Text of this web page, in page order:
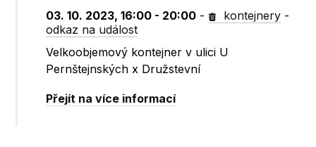
03. 10. 2023, 16:00 - 20:00 - kontejnery -
odkaz na událost
Velkoobjemový kontejner v ulici U
Pernštejnských x Družstevní
Přejít na více informací